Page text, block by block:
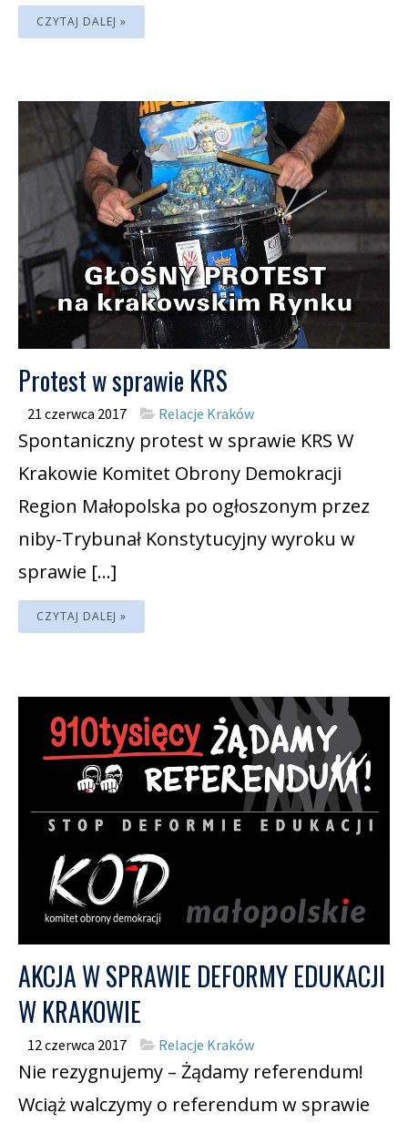
CZYTAJ DALEJ »
Protest w sprawie KRS
21 czerwca 2017 Relacje Kraków
Spontaniczny protest w sprawie KRS W
Krakowie Komitet Obrony Demokracji
Region Małopolska po ogłoszonym przez
niby-Trybunał Konstytucyjny wyroku w
sprawie […]
CZYTAJ DALEJ »
AKCJA W SPRAWIE DEFORMY EDUKACJI
W KRAKOWIE
12 czerwca 2017 Relacje Kraków
Nie rezygnujemy – Żądamy referendum!
Wciąż walczymy o referendum w sprawie